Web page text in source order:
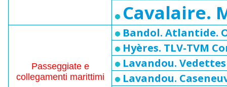
Cavalaire.
Passeggiate e
collegamenti marittimi
Bandol. Atlantide.
Hyères. TLV-TVM
Lavandou.
Lavandou.